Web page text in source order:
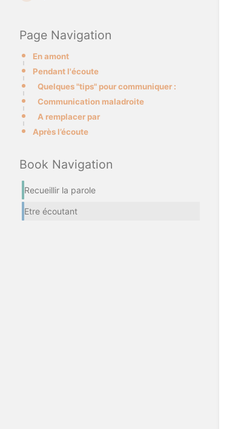
Page Navigation
En amont
Pendant l'écoute
Quelques "tips" pour communiquer :
Communication maladroite
A remplacer par
Après l’écoute
Book Navigation
Recueillir la parole
Etre écoutant